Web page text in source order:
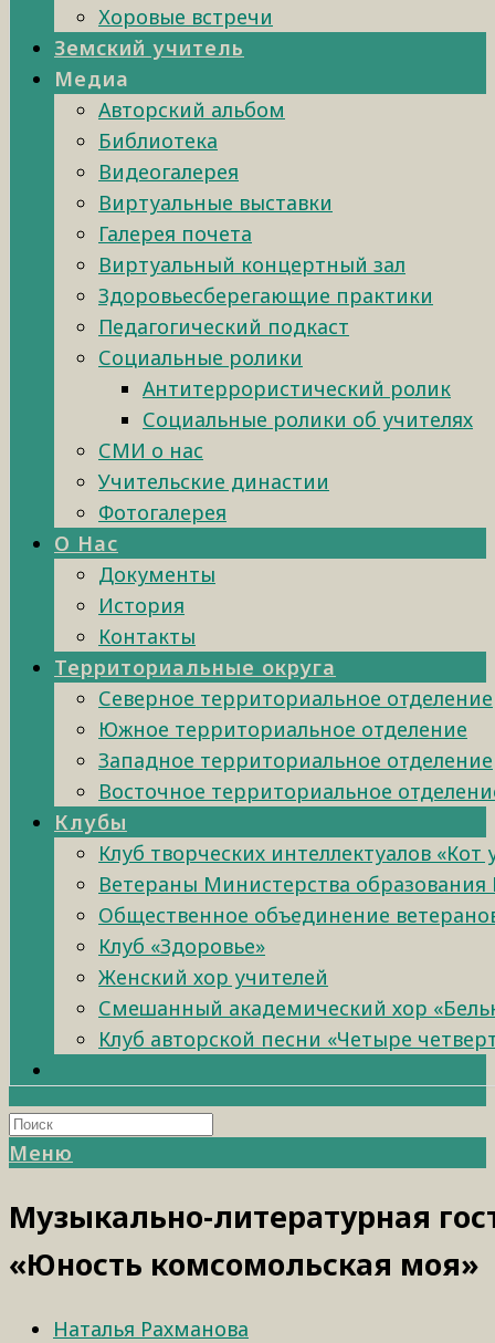
Хоровые встречи
Земский учитель
Медиа
Авторский альбом
Библиотека
Видеогалерея
Виртуальные выставки
Галерея почета
Виртуальный концертный зал
Здоровьесберегающие практики
Педагогический подкаст
Социальные ролики
Антитеррористический ролик
Социальные ролики об учителях
СМИ о нас
Учительские династии
Фотогалерея
О Нас
Документы
История
Контакты
Территориальные округа
Северное территориальное отделение
Южное территориальное отделение
Западное территориальное отделение
Восточное территориальное
Клубы
Клуб творческих интеллектуалов «Кот
Ветераны Министерства образования
Общественное объединение
Клуб «Здоровье»
Женский хор учителей
Смешанный академический хор
Клуб авторской песни «Четыре
Меню
Музыкально-литературная
«Юность комсомольская моя»
Наталья Рахманова